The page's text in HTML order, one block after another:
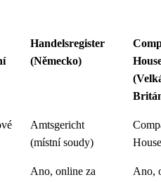
Handelsregister
(Německo)
Amtsgericht
(místní soudy)
House
Ano, online za
Ano,